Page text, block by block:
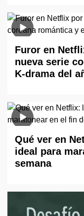
Furor en
nueva serie
K-drama del
Qué ver en
ideal para
semana